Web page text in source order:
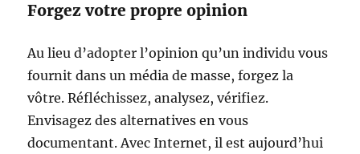
Forgez votre propre opinion
Au lieu d’adopter l’opinion qu’un individu vous
fournit dans un média de masse, forgez la
vôtre. Réfléchissez, analysez, vérifiez.
Envisagez des alternatives en vous
documentant. Avec Internet, il est aujourd’hui